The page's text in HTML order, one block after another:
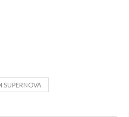
SUPERNOVA